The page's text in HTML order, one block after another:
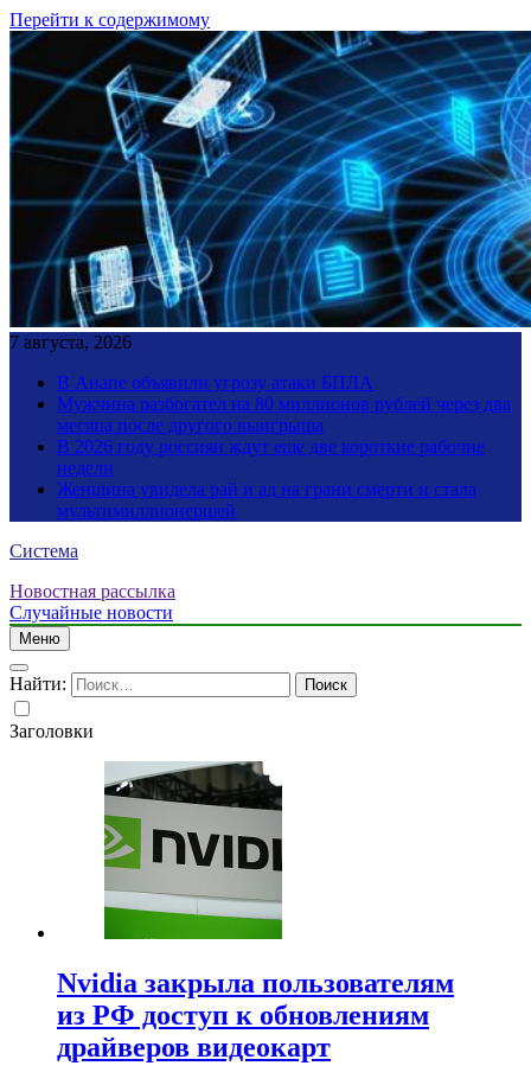
Перейти к содержимому
7 августа, 2026
В Анапе объявили угрозу атаки БПЛА
Мужчина разбогател на 80 миллионов рублей через два
месяца после другого выигрыша
В 2026 году россиян ждут еще две короткие рабочие
недели
Женщина увидела рай и ад на грани смерти и стала
мультимиллионершей
Система
Новостная рассылка
Случайные новости
Меню
Найти:
Заголовки
Nvidia закрыла пользователям
из РФ доступ к обновлениям
драйверов видеокарт